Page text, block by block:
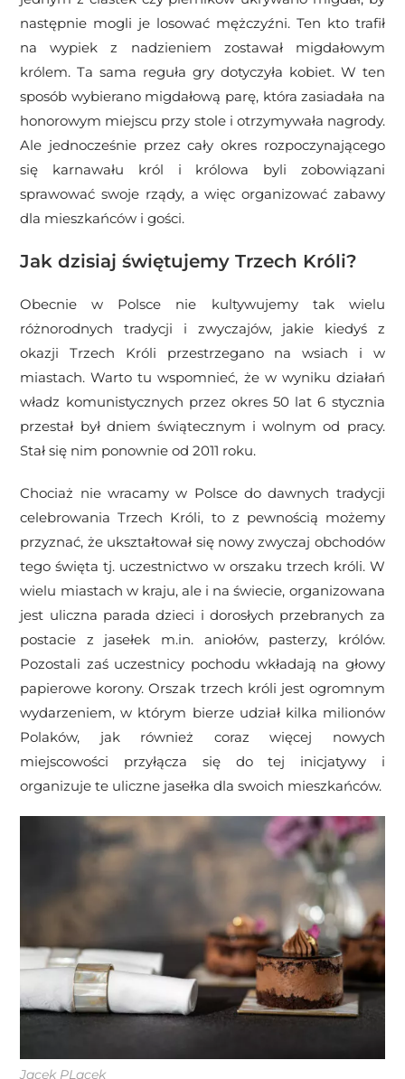
następnie mogli je losować mężczyźni. Ten kto trafił
na wypiek z nadzieniem zostawał migdałowym
królem. Ta sama reguła gry dotyczyła kobiet. W ten
sposób wybierano migdałową parę, która zasiadała na
honorowym miejscu przy stole i otrzymywała nagrody.
Ale jednocześnie przez cały okres rozpoczynającego
się karnawału król i królowa byli zobowiązani
sprawować swoje rządy, a więc organizować zabawy
dla mieszkańców i gości.
Jak dzisiaj świętujemy Trzech Króli?
Obecnie w Polsce nie kultywujemy tak wielu
różnorodnych tradycji i zwyczajów, jakie kiedyś z
okazji Trzech Króli przestrzegano na wsiach i w
miastach. Warto tu wspomnieć, że w wyniku działań
władz komunistycznych przez okres 50 lat 6 stycznia
przestał był dniem świątecznym i wolnym od pracy.
Stał się nim ponownie od 2011 roku.
Chociaż nie wracamy w Polsce do dawnych tradycji
celebrowania Trzech Króli, to z pewnością możemy
przyznać, że ukształtował się nowy zwyczaj obchodów
tego święta tj. uczestnictwo w orszaku trzech króli. W
wielu miastach w kraju, ale i na świecie, organizowana
jest uliczna parada dzieci i dorosłych przebranych za
postacie z jasełek m.in. aniołów, pasterzy, królów.
Pozostali zaś uczestnicy pochodu wkładają na głowy
papierowe korony. Orszak trzech króli jest ogromnym
wydarzeniem, w którym bierze udział kilka milionów
Polaków, jak również coraz więcej nowych
miejscowości przyłącza się do tej inicjatywy i
organizuje te uliczne jasełka dla swoich mieszkańców.
Jacek PLacek